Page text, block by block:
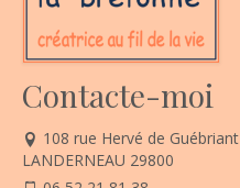
Contacte-moi
108 rue Hervé de Guébriant
LANDERNEAU 29800